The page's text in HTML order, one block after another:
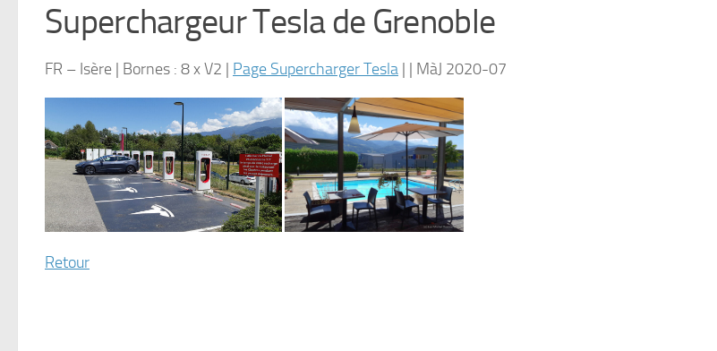
Superchargeur Tesla de Grenoble
FR – Isère | Bornes : 8 x V2 | Page Supercharger Tesla | | MàJ 2020-07
Retour